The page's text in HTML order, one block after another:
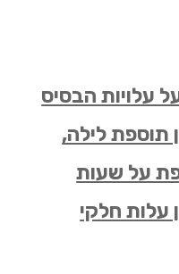
עלויות הבסיס
תוספת לילה,
על שעות
עלות חלקי